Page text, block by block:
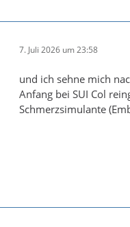
7. Juli 2026 um 23:58
und ich sehne mich
Anfang bei SUI Col
Schmerzsimulante